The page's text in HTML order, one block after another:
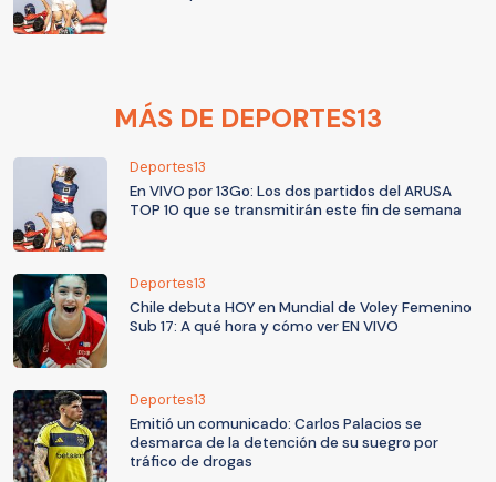
MÁS DE DEPORTES13
Deportes13
En VIVO por 13Go: Los dos partidos del ARUSA
TOP 10 que se transmitirán este fin de semana
Deportes13
Chile debuta HOY en Mundial de Voley Femenino
Sub 17: A qué hora y cómo ver EN VIVO
Deportes13
Emitió un comunicado: Carlos Palacios se
desmarca de la detención de su suegro por
tráfico de drogas